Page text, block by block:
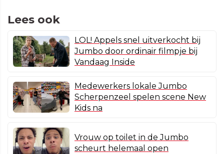
Lees ook
LOL! Appels snel uitverkocht bij
Jumbo door ordinair filmpje bij
Vandaag Inside
Medewerkers lokale Jumbo
Scherpenzeel spelen scene New
Kids na
Vrouw op toilet in de Jumbo
scheurt helemaal open